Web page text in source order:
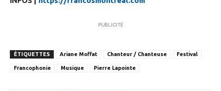
PUBLICITÉ
ÉTIQUETTES Ariane Moffat Chanteur / Chanteuse Festival
Francophonie Musique Pierre Lapointe